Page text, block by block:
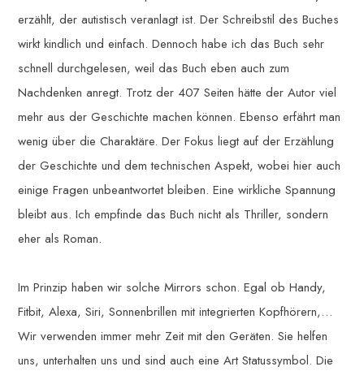
erzählt, der autistisch veranlagt ist. Der Schreibstil des Buches
wirkt kindlich und einfach. Dennoch habe ich das Buch sehr
schnell durchgelesen, weil das Buch eben auch zum
Nachdenken anregt. Trotz der 407 Seiten hätte der Autor viel
mehr aus der Geschichte machen können. Ebenso erfährt man
wenig über die Charaktäre. Der Fokus liegt auf der Erzählung
der Geschichte und dem technischen Aspekt, wobei hier auch
einige Fragen unbeantwortet bleiben. Eine wirkliche Spannung
bleibt aus. Ich empfinde das Buch nicht als Thriller, sondern
eher als Roman.
Im Prinzip haben wir solche Mirrors schon. Egal ob Handy,
Fitbit, Alexa, Siri, Sonnenbrillen mit integrierten Kopfhörern,…
Wir verwenden immer mehr Zeit mit den Geräten. Sie helfen
uns, unterhalten uns und sind auch eine Art Statussymbol. Die